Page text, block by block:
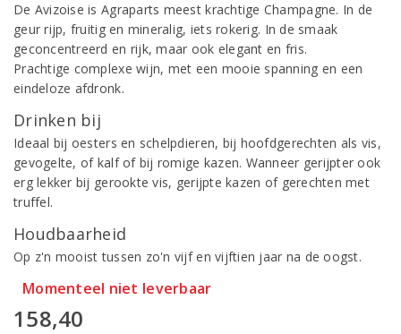
De Avizoise is Agraparts meest krachtige Champagne. In de
geur rijp, fruitig en mineralig, iets rokerig. In de smaak
geconcentreerd en rijk, maar ook elegant en fris.
Prachtige complexe wijn, met een mooie spanning en een
eindeloze afdronk.
Drinken bij
Ideaal bij oesters en schelpdieren, bij hoofdgerechten als vis,
gevogelte, of kalf of bij romige kazen. Wanneer gerijpter ook
erg lekker bij gerookte vis, gerijpte kazen of gerechten met
truffel.
Houdbaarheid
Op z'n mooist tussen zo'n vijf en vijftien jaar na de oogst.
Momenteel niet leverbaar
158,40